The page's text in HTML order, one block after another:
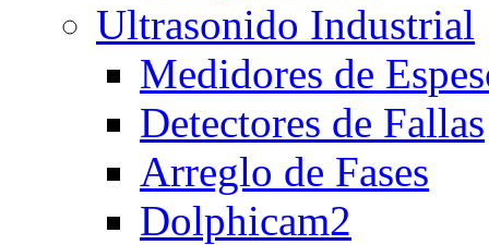
Ultrasonido Industrial
Medidores de
Detectores de Fallas
Arreglo de Fases
Dolphicam2